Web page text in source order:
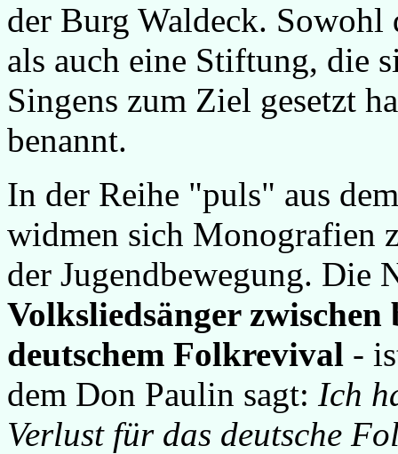
der Burg Waldeck.
als auch eine Stiftung, die
Singens zum Ziel gesetzt
benannt.
In der Reihe "puls" aus
widmen sich Monografien
der Jugendbewegung. Die
Volksliedsänger
deutschem Folkrevival -
dem Don Paulin sagt: Ich
Verlust für das deutsche